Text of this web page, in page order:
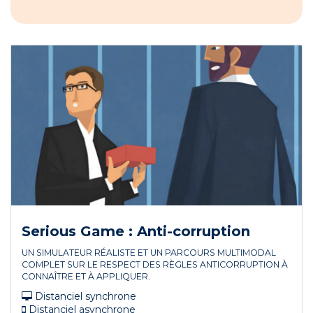
Serious Game : Anti-corruption
UN SIMULATEUR RÉALISTE ET UN PARCOURS MULTIMODAL
COMPLET SUR LE RESPECT DES RÈGLES ANTICORRUPTION À
CONNAÎTRE ET À APPLIQUER.
Distanciel synchrone
Distanciel asynchrone